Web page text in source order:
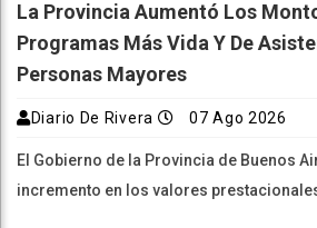
La Provincia Aumentó Los
Programas Más Vida Y De
Personas Mayores
Diario De Rivera 07 Ago 2026
El Gobierno de la Provincia de Buenos
incremento en los valores